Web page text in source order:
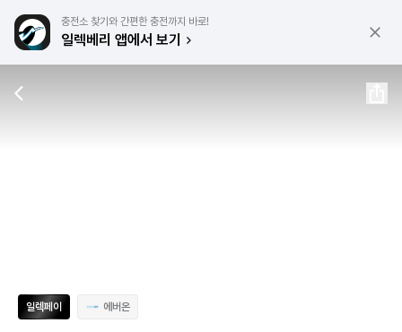
충전소 찾기와 간편한 충전까지 바로!
일렉베리 앱에서 보기
일렉페이 에버온